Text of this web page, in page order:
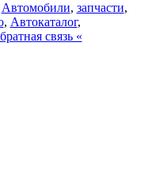
Автомобили, запчасти,
, Автокаталог,
связь «